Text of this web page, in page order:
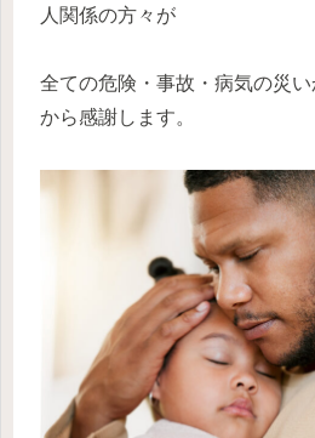
人関係の方々が
全ての危険・事故・病気の災
から感謝します。